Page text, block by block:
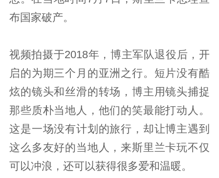
布国家破产。
视频拍摄于2018年，博主军队退役后，开
启的为期三个月的亚洲之行。短片没有酷
炫的镜头和丝滑的转场，博主用镜头捕捉
那些质朴当地人，他们的笑最能打动人。
这是一场没有计划的旅行，却让博主遇到
这么多友好的当地人，来斯里兰卡玩不仅
可以冲浪，还可以获得很多爱和温暖。